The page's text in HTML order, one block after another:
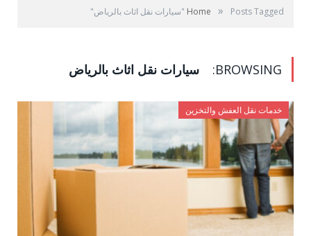
Home » Posts Tagged "سيارات نقل اثاث بالرياض"
BROWSING: سيارات نقل اثاث بالرياض
خدمات نقل العفش والتخزين